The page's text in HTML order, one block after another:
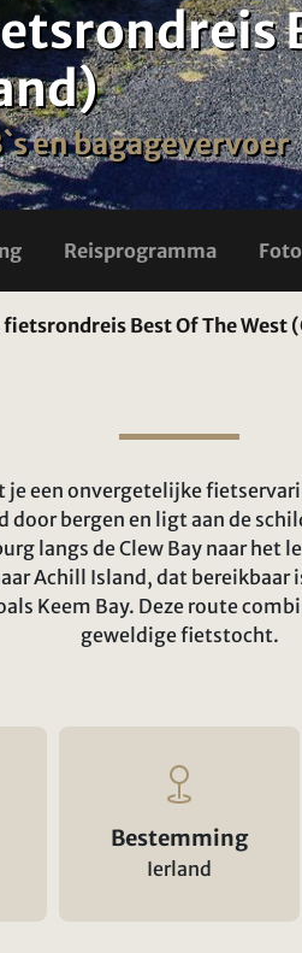
en bagagevervoer
Reisprogramma
Best Of The West
je een onvergetelijke
door bergen en ligt aan de
langs de Clew Bay naar het
Achill Island, dat
Keem Bay. Deze route
geweldige fietstocht.
Bestemming
Ierland